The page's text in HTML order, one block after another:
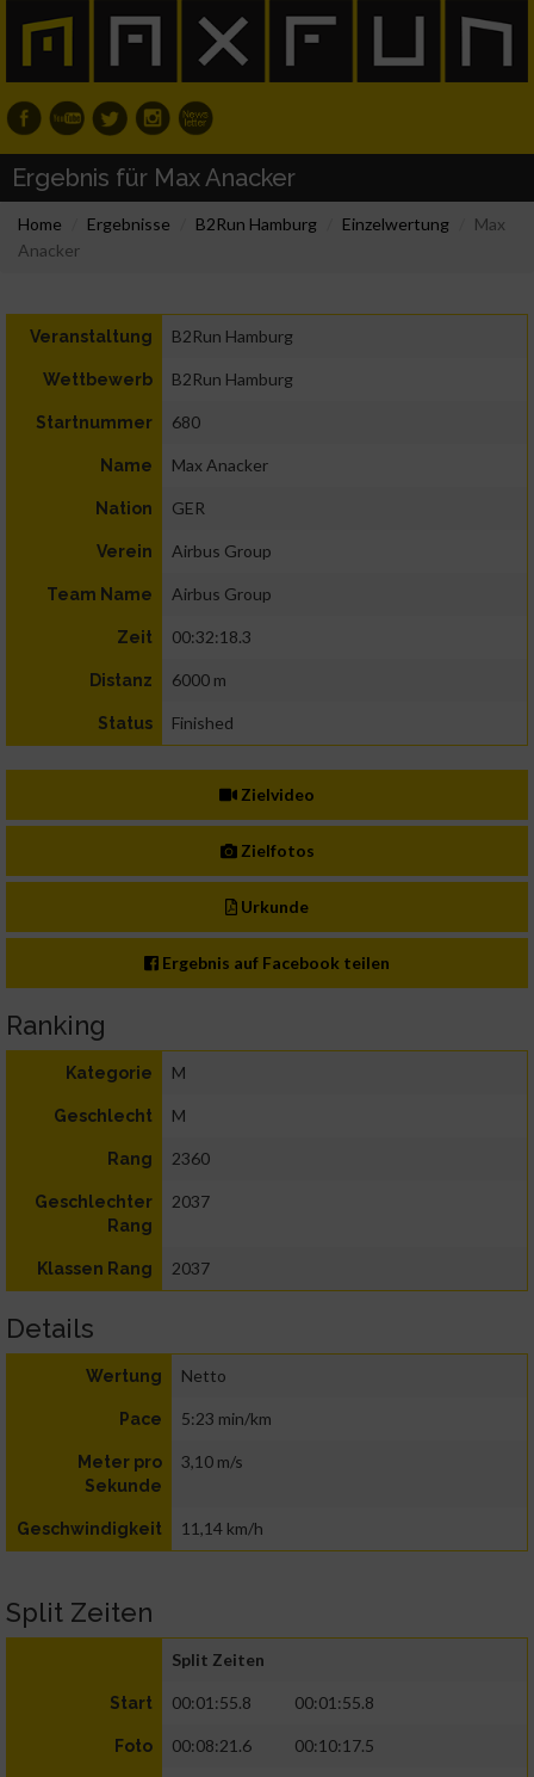
Ergebnis für Max Anacker
Home Ergebnisse B2Run Hamburg Einzelwertung
Max
Anacker
Veranstaltung B2Run Hamburg
Wettbewerb B2Run Hamburg
Startnummer 680
Name Max Anacker
Nation GER
Verein Airbus Group
Team Name Airbus Group
Zeit 00:32:18.3
Distanz 6000 m
Status Finished
Zielvideo
Zielfotos
Urkunde
Ergebnis auf Facebook teilen
Ranking
Kategorie M
Geschlecht M
Rang 2360
Geschlechter
Rang
2037
Klassen Rang 2037
Details
Wertung Netto
Pace 5:23 min/km
Meter pro
Sekunde
3,10 m/s
Geschwindigkeit 11,14 km/h
Split Zeiten
Split Zeiten
Start 00:01:55.8 00:01:55.8
Foto 00:08:21.6 00:10:17.5